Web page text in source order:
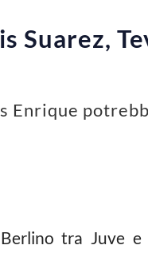
Suarez,
Enrique
tra Juve e